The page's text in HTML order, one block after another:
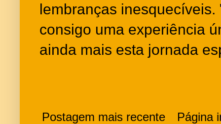
lembranças
consigo uma experiência
ainda mais esta jornada
Postagem mais recente Página